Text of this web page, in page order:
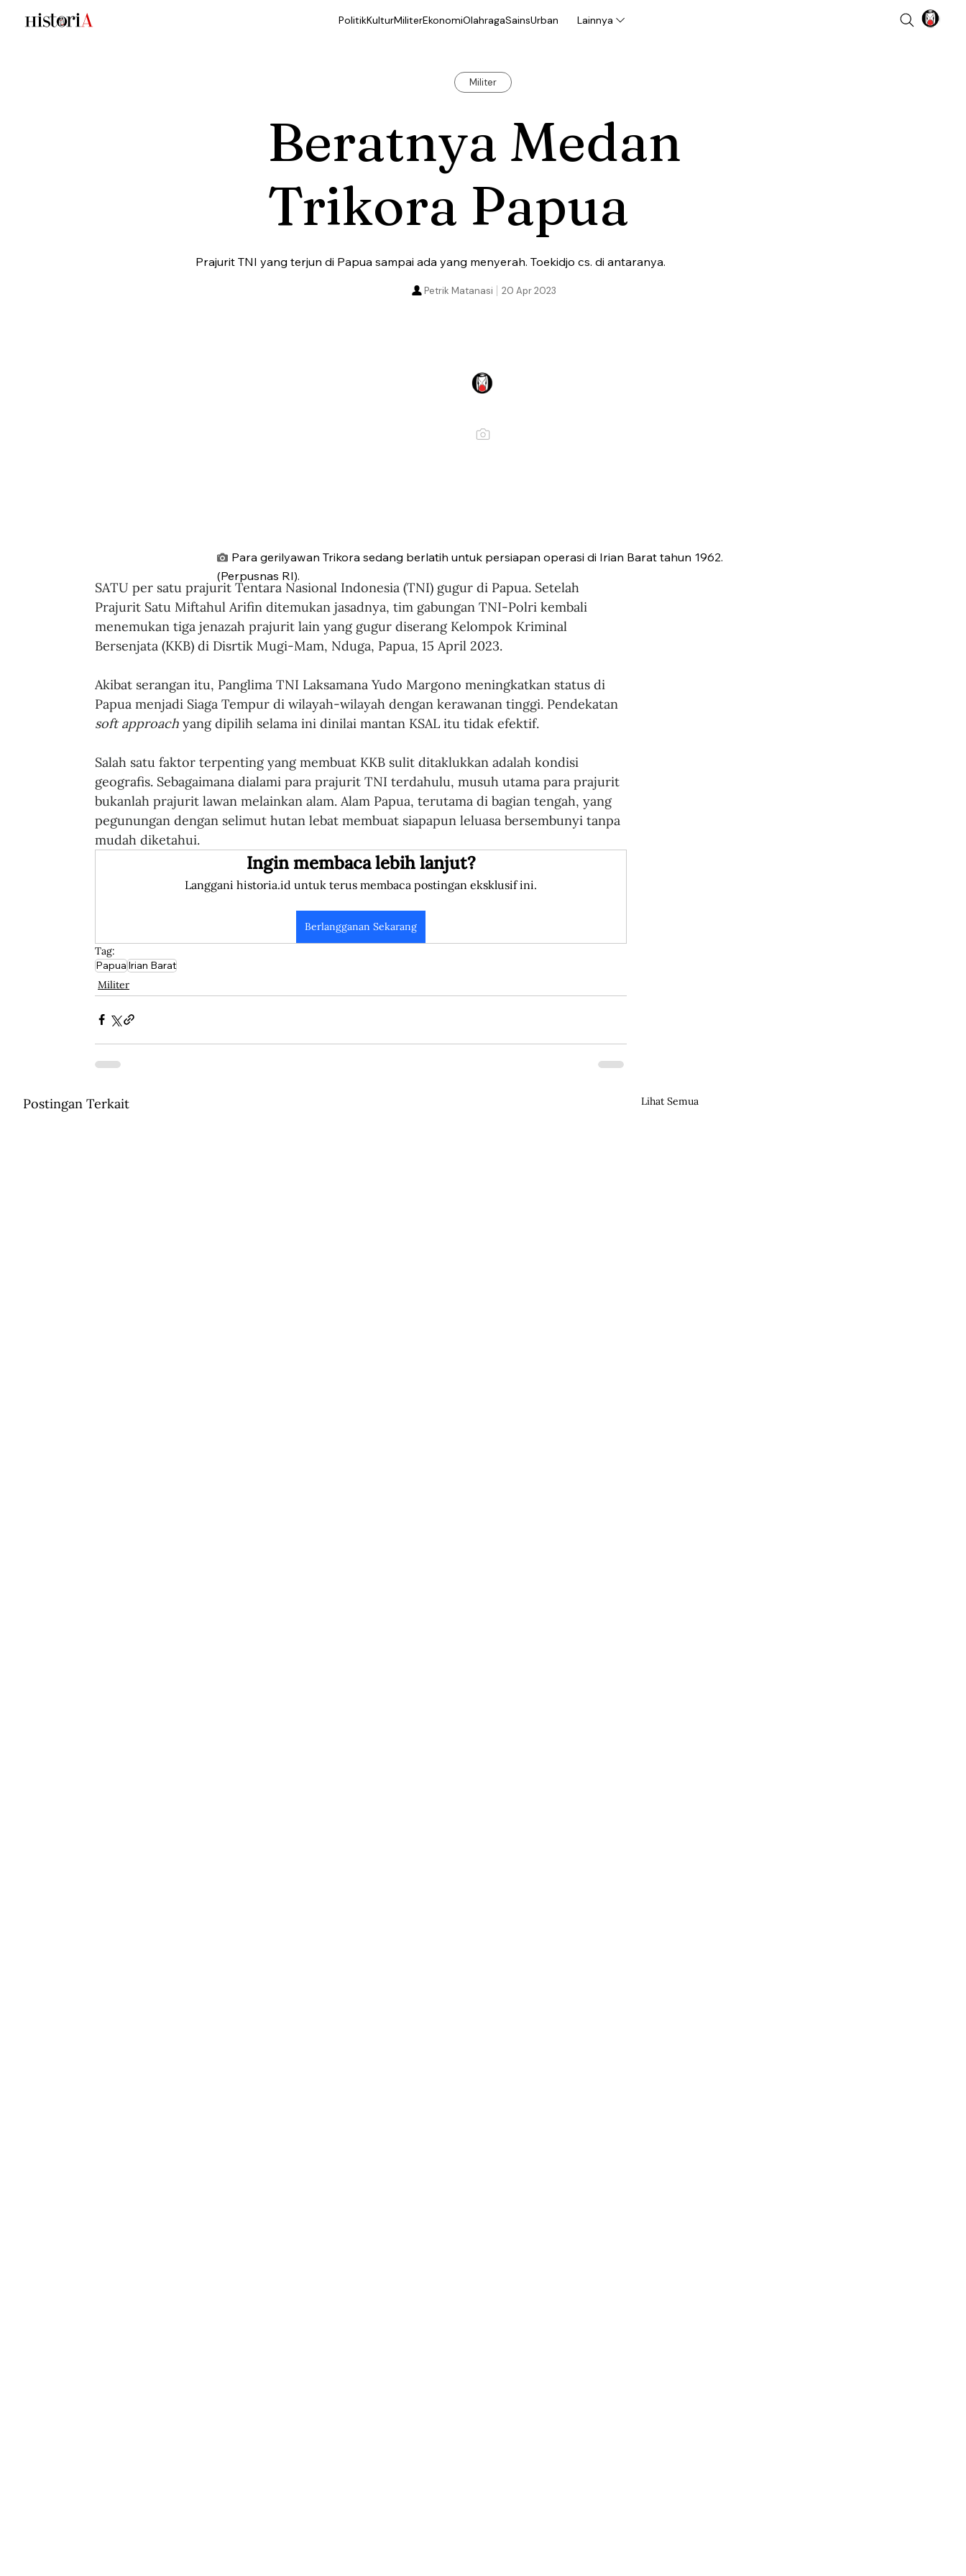
PolitikKulturMiliterEkonomiOlahragaSainsUrban Lainnya
Militer
Beratnya Medan
Trikora Papua
Prajurit TNI yang terjun di Papua sampai ada yang menyerah. Toekidjo cs. di antaranya.
20 Apr 2023
Petrik Matanasi
Para gerilyawan Trikora sedang berlatih untuk persiapan operasi di Irian Barat tahun 1962.
(Perpusnas RI).
SATU per satu prajurit Tentara Nasional Indonesia (TNI) gugur di Papua. Setelah
Prajurit Satu Miftahul Arifin ditemukan jasadnya, tim gabungan TNI-Polri kembali
menemukan tiga jenazah prajurit lain yang gugur diserang Kelompok Kriminal
Bersenjata (KKB) di Disrtik Mugi-Mam, Nduga, Papua, 15 April 2023.
Akibat serangan itu, Panglima TNI Laksamana Yudo Margono meningkatkan status di
Papua menjadi Siaga Tempur di wilayah-wilayah dengan kerawanan tinggi. Pendekatan
soft approach yang dipilih selama ini dinilai mantan KSAL itu tidak efektif.
Salah satu faktor terpenting yang membuat KKB sulit ditaklukkan adalah kondisi
geografis. Sebagaimana dialami para prajurit TNI terdahulu, musuh utama para prajurit
bukanlah prajurit lawan melainkan alam. Alam Papua, terutama di bagian tengah, yang
pegunungan dengan selimut hutan lebat membuat siapapun leluasa bersembunyi tanpa
mudah diketahui.
Ingin membaca lebih lanjut?
Langgani historia.id untuk terus membaca postingan eksklusif ini.
Berlangganan Sekarang
Tag:
PapuaIrian Barat
Militer
Postingan Terkait Lihat Semua